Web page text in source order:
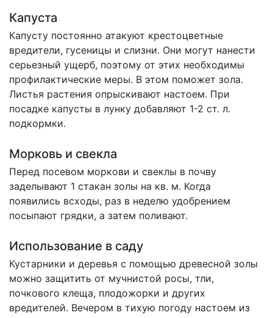
Капуста
Капусту постоянно атакуют крестоцветные
вредители, гусеницы и слизни. Они могут нанести
серьезный ущерб, поэтому от этих необходимы
профилактические меры. В этом поможет зола.
Листья растения опрыскивают настоем. При
посадке капусты в лунку добавляют 1-2 ст. л.
подкормки.
Морковь и свекла
Перед посевом моркови и свеклы в почву
заделывают 1 стакан золы на кв. м. Когда
появились всходы, раз в неделю удобрением
посыпают грядки, а затем поливают.
Использование в саду
Кустарники и деревья с помощью древесной золы
можно защитить от мучнистой росы, тли,
почкового клеща, плодожорки и других
вредителей. Вечером в тихую погоду настоем из